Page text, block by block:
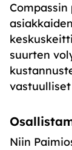
suurten
Niin